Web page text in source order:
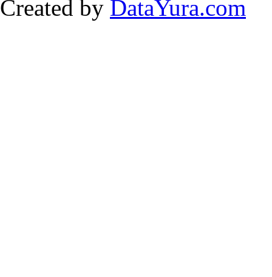
Created by DataYura.com